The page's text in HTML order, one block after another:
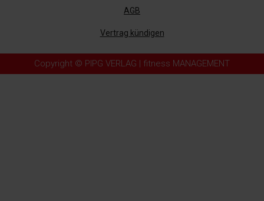
AGB
Vertrag kündigen
Copyright © PIPG VERLAG | fitness MANAGEMENT